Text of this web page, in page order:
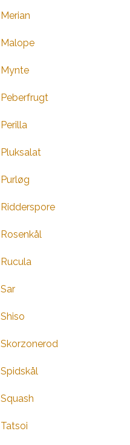
Merian
Malope
Mynte
Peberfrugt
Perilla
Pluksalat
Purløg
Ridderspore
Rosenkål
Rucula
Sar
Shiso
Skorzonerod
Spidskål
Squash
Tatsoi